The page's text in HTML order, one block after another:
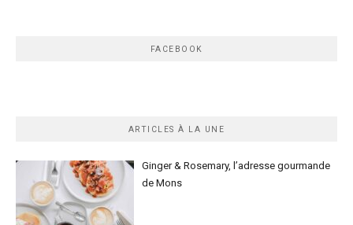
FACEBOOK
ARTICLES À LA UNE
Ginger & Rosemary, l’adresse gourmande
de Mons